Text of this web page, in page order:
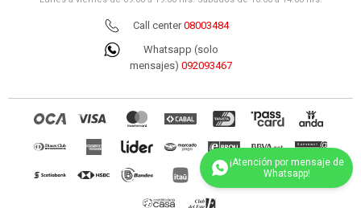
Call center08003484
Whatsapp (solo
mensajes) 092093467